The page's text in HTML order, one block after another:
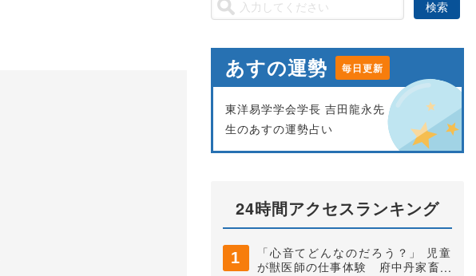
あすの運勢 毎日更新
東洋易学学会学長 吉田龍永先
生のあすの運勢占い
24時間アクセスランキング
「心音てどんなのだろう？」 児童
が獣医師の仕事体験 府中丹家畜保